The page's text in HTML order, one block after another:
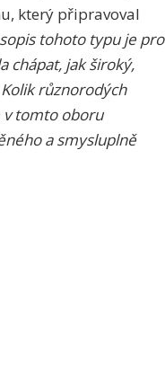
který připravoval
tohoto typu je pro
chápat, jak široký,
různorodých
v tomto oboru
a smysluplně